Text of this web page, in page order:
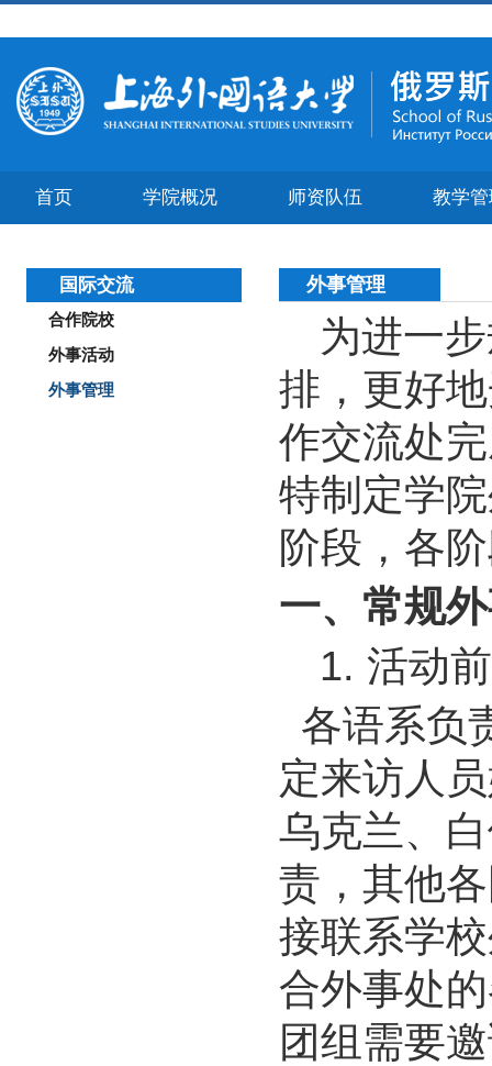
首页 学院概况 师资队伍 教学
国际交流
合作院校
外事活动
外事管理
外事管理
为进一
排，更好
作交流处
特制定学
阶段，各
一、常规
1.活动
各语系负
定来访人
乌克兰、
责，其他
接联系学
合外事处
团组需要